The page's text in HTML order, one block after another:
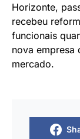
Horizonte,
recebeu
funcionais
nova empresa
mercado.